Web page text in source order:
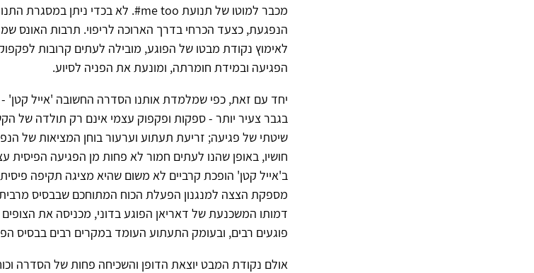
מכבר למוטו של תנועת #me too. לא בכדי ניתן במסגרת
הנפגעת, כצעד הכרחי בדרך הארוכה לריפוי. תרבות האונס
לאימוץ נקודת מבטו של הפוגע, מובילה לעתים קרובות
הפגיעה ובמידת חומרתה, ומונעת את הפניה לסיוע.
יחד עם זאת, כפי שמלמדת אותנו הסדרה החשובה 'אייל קטן'
בגבר צעיר יותר - ספקות ופקפוק עצמי אינם רק תולדה של
שיטתי של פגיעה; זריעת תעתוע וערעור בוחן המציאות של
חושיו, באופן שהנו לעתים חמור לא פחות מן הפגיעה הפיסית
ב'אייל קטן' הופכת קרביים לא משום שהיא מציגה תקיפה
מספקת הצצה למנגנון הפעלת הכוח המתוחכם שבבסיס
דמותו המשכנעת של דאריאן הפוגע בדוני, מכניסה את
פוגעים רבים, ובעומק התעתוע העומד במקרים רבים בבסיס
אולם נקודת המבט יוצאת הדופן והשכיחה פחות של הסדרה